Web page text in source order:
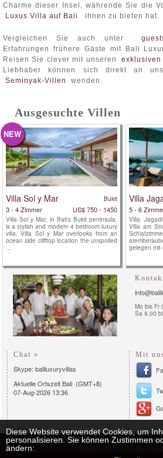
Charme dieser Insel, währende Sie die
Luxus Villa auf Bali
ihnen zu bieten hat.
Vergleichen Sie auch unter
Erfahrungen frühere Gäste mit Bali
Reisen Sie clever mit unseren
Liebhaber können sich direkt an
Seminyak-Villen
wenden.
Ausgesuchte Villen
NEW
Villa Sol y Mar Bukit
3 - 4 Zimmer US$ 750 - 1450
Villa Sol y Mar, in Bali's Bukit peninsula,
is a stylish and modern 4 bedroom luxury
villa. Villa Sol y Mar overlooks from an
ocean side clifftop location the unspoiled
...
Villa
5 - 6
Villa
Villa am
gelegen mit
Mo bis Fr
Sa 9.00
Chat »
Skype: baliluxuryvillas
Aktuelle Ortszeit Bali (GMT+8)
07-Aug-2026 13:36
Mit
Datenschutzerklärung
Diese Website verwendet Cookies, um
personalisieren. Sie können Zustimmen
ändern: